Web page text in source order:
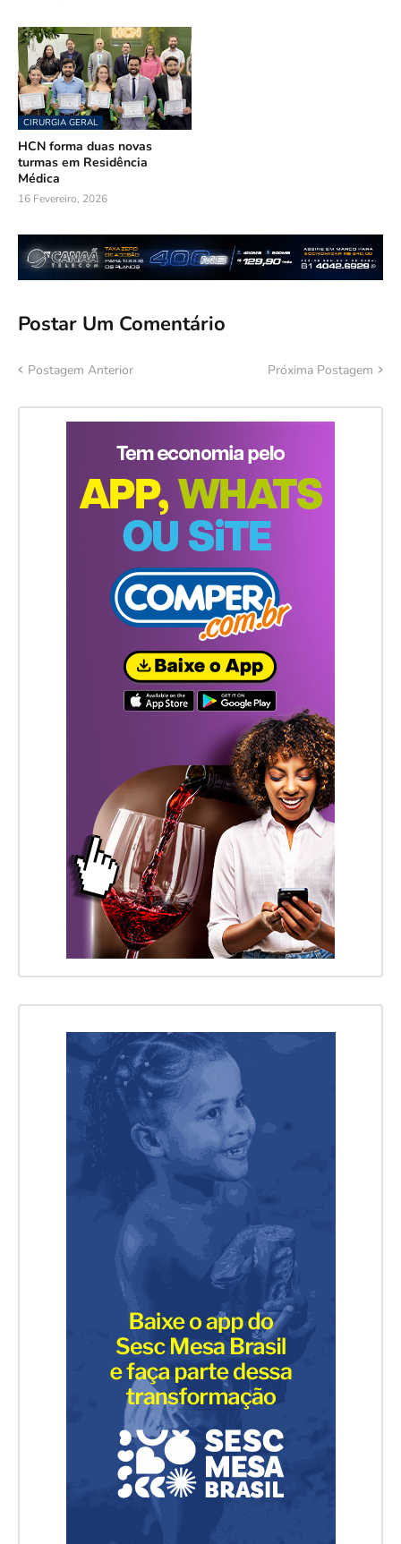
CIRURGIA GERAL
HCN forma duas novas
turmas em Residência
Médica
16 Fevereiro, 2026
Postar Um Comentário
Postagem Anterior Próxima Postagem